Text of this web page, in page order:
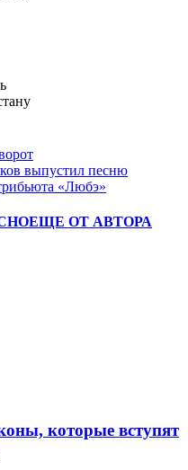
выпустил песню
«Любэ»
ЕЩЕ ОТ АВТОРА
которые вступят